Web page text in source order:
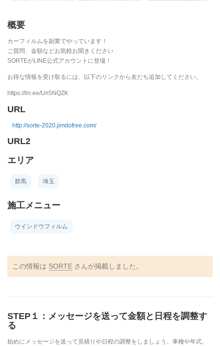
概要
カーフィルムを副業でやっています！
ご質問、金額などお気軽お聞きください
SORTEがLINE公式アカウントに登場！
お得な情報を受け取るには、以下のリンクから友だち追加してください。
https://lin.ee/Un5NQZK
URL
http://sorte-2020.jimdofree.com/
URL2
エリア
群馬 埼玉
施工メニュー
ウインドウフィルム
この情報は SORTE さんが掲載しました。
STEP１：メッセージを送って金額と日程を調整す
る
始めにメッセージを送って見積りや日程の調整をしましょう。車種や年式、